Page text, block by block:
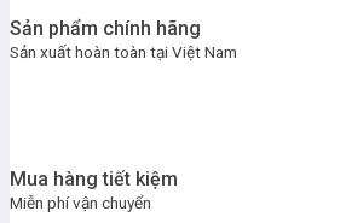
Sản phẩm chính hãng
Sản xuất hoàn toàn tại Việt Nam
Mua hàng tiết kiệm
Miễn phí vận chuyển